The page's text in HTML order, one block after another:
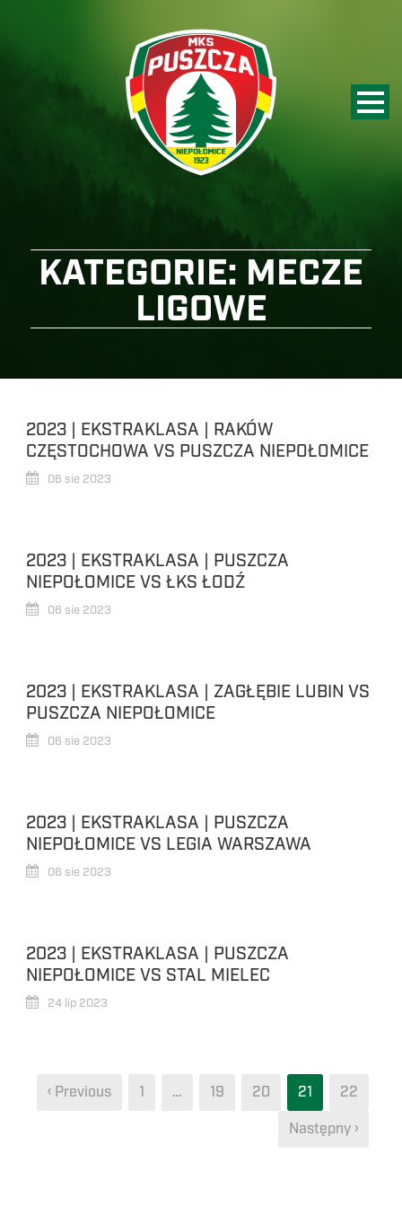
KATEGORIE: MECZE
LIGOWE
2023 | EKSTRAKLASA | RAKÓW
CZĘSTOCHOWA VS PUSZCZA NIEPOŁOMICE
06 sie 2023
2023 | EKSTRAKLASA | PUSZCZA
NIEPOŁOMICE VS ŁKS ŁODŹ
06 sie 2023
2023 | EKSTRAKLASA | ZAGŁĘBIE LUBIN VS
PUSZCZA NIEPOŁOMICE
06 sie 2023
2023 | EKSTRAKLASA | PUSZCZA
NIEPOŁOMICE VS LEGIA WARSZAWA
06 sie 2023
2023 | EKSTRAKLASA | PUSZCZA
NIEPOŁOMICE VS STAL MIELEC
24 lip 2023
‹ Previous 1 … 19 20 21 22
Następny ›